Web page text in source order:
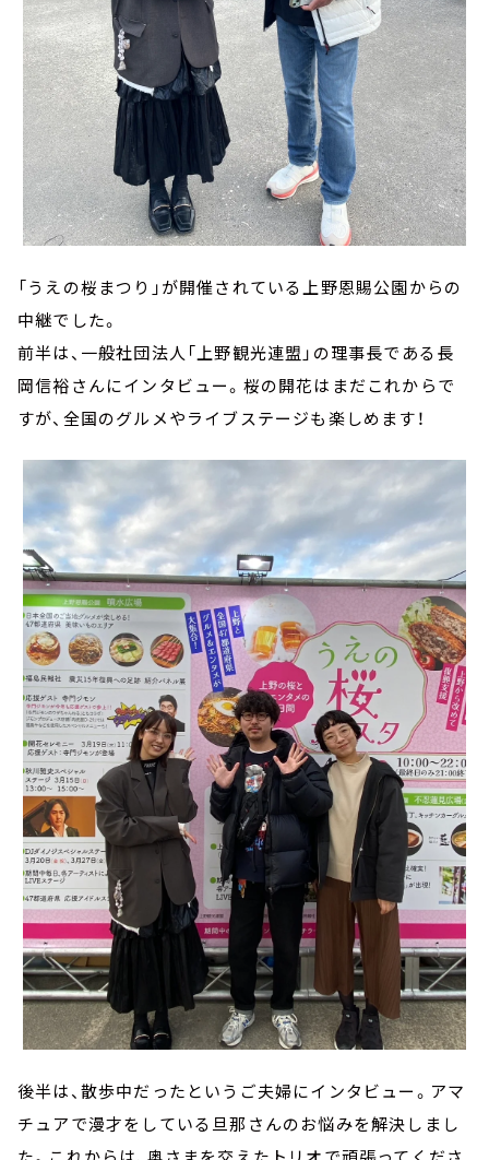
「うえの桜まつり」が開催されている上野恩賜公園からの
中継でした。
前半は、一般社団法人「上野観光連盟」の理事長である長
岡信裕さんにインタビュー。桜の開花はまだこれからで
すが、全国のグルメやライブステージも楽しめます！
後半は、散歩中だったというご夫婦にインタビュー。アマ
チュアで漫才をしている旦那さんのお悩みを解決しまし